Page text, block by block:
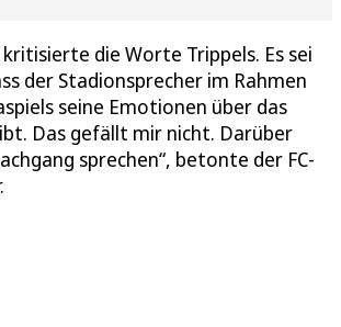
die Worte Trippels. Es sei
der Stadionsprecher im Rahmen
seine Emotionen über das
Das gefällt mir nicht. Darüber
sprechen“, betonte der FC-